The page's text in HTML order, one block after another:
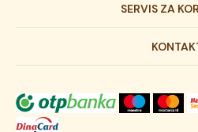
Dečije
Svadbene
Torta
SERVIS ZA
Prijava na
Dostava
Novosti